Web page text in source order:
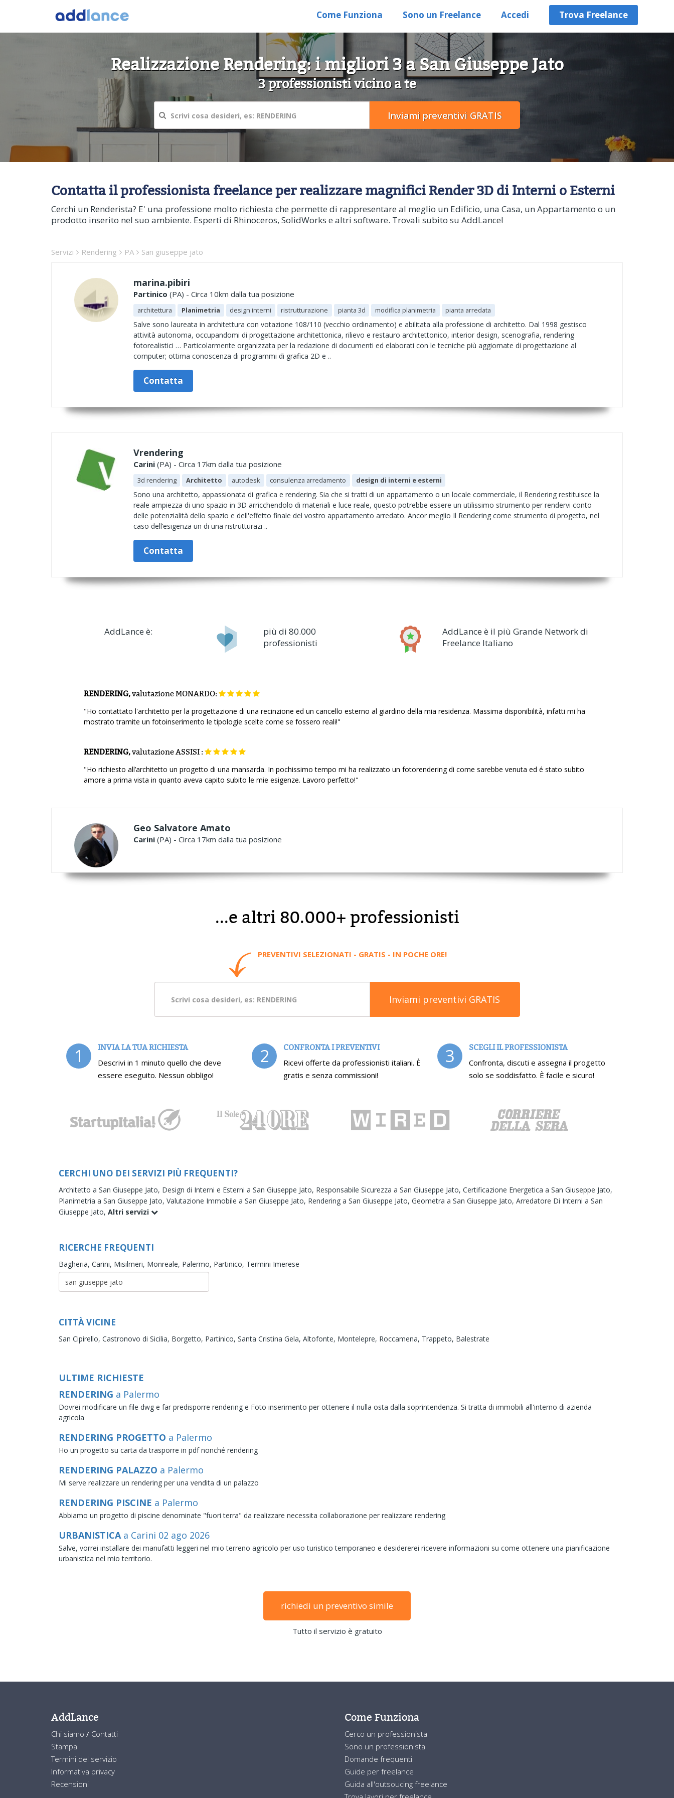
Come Funziona Sono un Freelance Accedi Trova Freelance
Realizzazione Rendering: i migliori 3 a San Giuseppe Jato
3 professionisti vicino a te
Contatta il professionista freelance per realizzare magnifici Render 3D di Interni o Esterni
Cerchi un Renderista? E' una professione molto richiesta che permette di rappresentare al meglio un Edificio, una Casa, un Appartamento o un
prodotto inserito nel suo ambiente. Esperti di Rhinoceros, SolidWorks e altri software. Trovali subito su AddLance!
Servizi Rendering PA San giuseppe jato
marina.pibiri
Partinico (PA) - Circa 10km dalla tua posizione
architettura Planimetria design interni ristrutturazione pianta 3d modifica planimetria pianta arredata
Salve sono laureata in architettura con votazione 108/110 (vecchio ordinamento) e abilitata alla professione di architetto. Dal 1998 gestisco
attività autonoma, occupandomi di progettazione architettonica, rilievo e restauro architettonico, interior design, scenografia, rendering
fotorealistici … Particolarmente organizzata per la redazione di documenti ed elaborati con le tecniche più aggiornate di progettazione al
computer; ottima conoscenza di programmi di grafica 2D e ..
Contatta
Vrendering
Carini (PA) - Circa 17km dalla tua posizione
3d rendering Architetto autodesk consulenza arredamento design di interni e esterni
Sono una architetto, appassionata di grafica e rendering. Sia che si tratti di un appartamento o un locale commerciale, il Rendering restituisce la
reale ampiezza di uno spazio in 3D arricchendolo di materiali e luce reale, questo potrebbe essere un utilissimo strumento per rendervi conto
delle potenzialità dello spazio e dell'effetto finale del vostro appartamento arredato. Ancor meglio Il Rendering come strumento di progetto, nel
caso dell’esigenza un di una ristrutturazi ..
Contatta
AddLance è:
più di 80.000
professionisti
AddLance è il più Grande Network di
Freelance Italiano
RENDERING,valutazioneMONARDO:
"Ho contattato l'architetto per la progettazione di una recinzione ed un cancello esterno al giardino della mia residenza. Massima disponibilità, infatti mi ha
mostrato tramite un fotoinserimento le tipologie scelte come se fossero reali!"
RENDERING,valutazioneASSISI :
"Ho richiesto all’architetto un progetto di una mansarda. In pochissimo tempo mi ha realizzato un fotorendering di come sarebbe venuta ed é stato subito
amore a prima vista in quanto aveva capito subito le mie esigenze. Lavoro perfetto!"
Geo Salvatore Amato
Carini (PA) - Circa 17km dalla tua posizione
...e altri 80.000+ professionisti
PREVENTIVI SELEZIONATI - GRATIS - IN POCHE ORE!
Inviami preventivi GRATIS
1 INVIA LA TUA RICHIESTA
Descrivi in 1 minuto quello che deve
essere eseguito. Nessun obbligo!
2 CONFRONTA I PREVENTIVI
Ricevi offerte da professionisti italiani. È
gratis e senza commissioni!
3 SCEGLI IL PROFESSIONISTA
Confronta, discuti e assegna il progetto
solo se soddisfatto. È facile e sicuro!
CERCHI UNO DEI SERVIZI PIÙ FREQUENTI?
Architetto a San Giuseppe Jato, Design di Interni e Esterni a San Giuseppe Jato, Responsabile Sicurezza a San Giuseppe Jato, Certificazione Energetica a San Giuseppe Jato,
Planimetria a San Giuseppe Jato, Valutazione Immobile a San Giuseppe Jato, Rendering a San Giuseppe Jato, Geometra a San Giuseppe Jato, Arredatore Di Interni a San
Giuseppe Jato, Altri servizi
RICERCHE FREQUENTI
Bagheria, Carini, Misilmeri, Monreale, Palermo, Partinico, Termini Imerese
CITTÀ VICINE
San Cipirello, Castronovo di Sicilia, Borgetto, Partinico, Santa Cristina Gela, Altofonte, Montelepre, Roccamena, Trappeto, Balestrate
ULTIME RICHIESTE
RENDERING a Palermo
Dovrei modificare un file dwg e far predisporre rendering e Foto inserimento per ottenere il nulla osta dalla soprintendenza. Si tratta di immobili all'interno di azienda
agricola
RENDERING PROGETTO a Palermo
Ho un progetto su carta da trasporre in pdf nonché rendering
RENDERING PALAZZO a Palermo
Mi serve realizzare un rendering per una vendita di un palazzo
RENDERING PISCINE a Palermo
Abbiamo un progetto di piscine denominate "fuori terra" da realizzare necessita collaborazione per realizzare rendering
URBANISTICA a Carini 02 ago 2026
Salve, vorrei installare dei manufatti leggeri nel mio terreno agricolo per uso turistico temporaneo e desidererei ricevere informazioni su come ottenere una pianificazione
urbanistica nel mio territorio.
richiedi un preventivo simile
Tutto il servizio è gratuito
AddLance
Chi siamo / Contatti
Stampa
Termini del servizio
Informativa privacy
Recensioni
Come Funziona
Cerco un professionista
Sono un professionista
Domande frequenti
Guide per freelance
Guida all'outsoucing freelance